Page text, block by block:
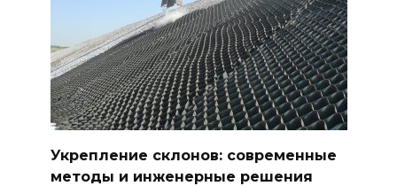
Укрепление склонов: современные
методы и инженерные решения